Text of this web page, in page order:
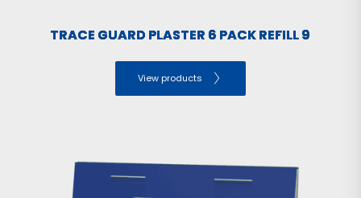
TRACE GUARD PLASTER 6 PACK REFILL 9
View products